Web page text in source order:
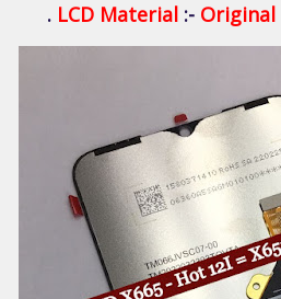
LCD Material:- Original